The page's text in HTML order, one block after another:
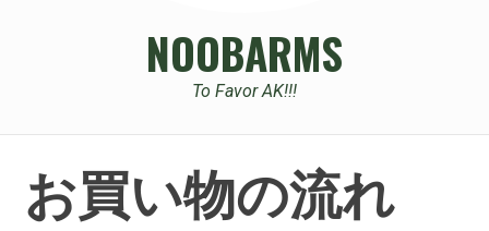
NOOBARMS
To Favor AK!!!
お買い物の流れ